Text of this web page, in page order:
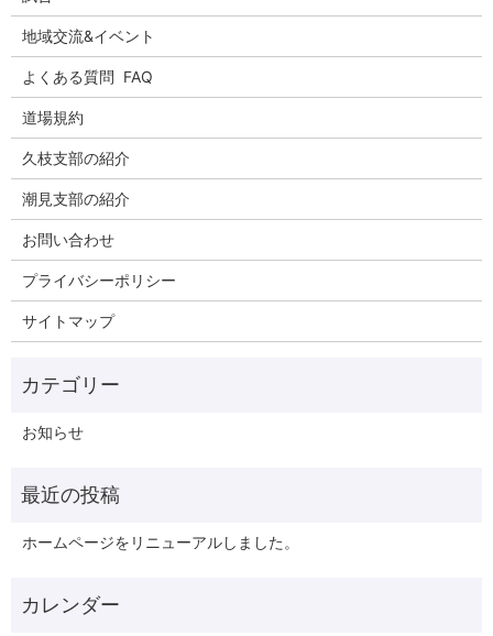
地域交流&イベント
よくある質問 FAQ
道場規約
久枝支部の紹介
潮見支部の紹介
お問い合わせ
プライバシーポリシー
サイトマップ
お知らせ
ホームページをリニューアルしました。